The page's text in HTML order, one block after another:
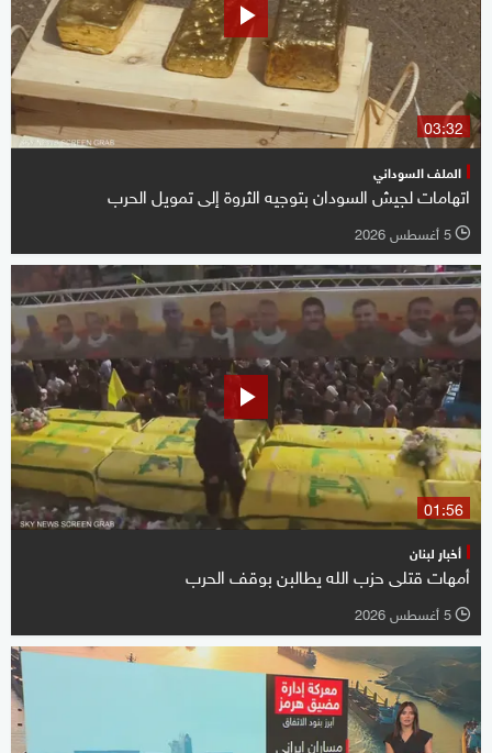
03:32
الملف السوداني
اتهامات لجيش السودان بتوجيه الثروة إلى تمويل الحرب
l 5 أغسطس 2026
01:56
أخبار لبنان
أمهات قتلى حزب الله يطالبن بوقف الحرب
l 5 أغسطس 2026